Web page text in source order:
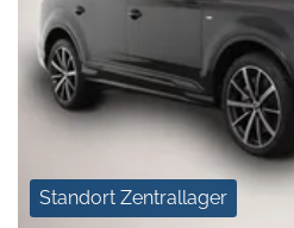
Standort Zentrallager